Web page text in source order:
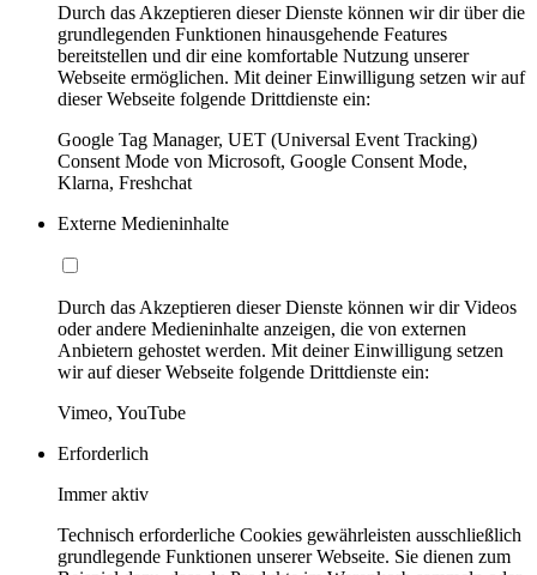
Durch das Akzeptieren dieser Dienste können wir dir über die
grundlegenden Funktionen hinausgehende Features
bereitstellen und dir eine komfortable Nutzung unserer
Webseite ermöglichen. Mit deiner Einwilligung setzen wir auf
dieser Webseite folgende Drittdienste ein:
Google Tag Manager, UET (Universal Event Tracking)
Consent Mode von Microsoft, Google Consent Mode,
Klarna, Freshchat
Externe Medieninhalte
Durch das Akzeptieren dieser Dienste können wir dir Videos
oder andere Medieninhalte anzeigen, die von externen
Anbietern gehostet werden. Mit deiner Einwilligung setzen
wir auf dieser Webseite folgende Drittdienste ein:
Vimeo, YouTube
Erforderlich
Immer aktiv
Technisch erforderliche Cookies gewährleisten ausschließlich
grundlegende Funktionen unserer Webseite. Sie dienen zum